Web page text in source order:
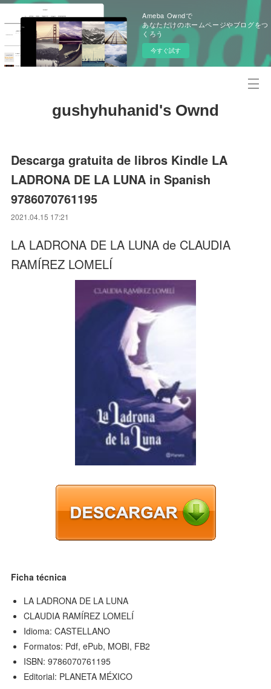
Ameba Owndで
あなただけのホームページやブログをつ
くろう
今すぐ試す
gushyhuhanid's Ownd
Descarga gratuita de libros Kindle LA
LADRONA DE LA LUNA in Spanish
9786070761195
2021.04.15 17:21
LA LADRONA DE LA LUNA de CLAUDIA
RAMÍREZ LOMELÍ
Ficha técnica
LA LADRONA DE LA LUNA
CLAUDIA RAMÍREZ LOMELÍ
Idioma: CASTELLANO
Formatos: Pdf, ePub, MOBI, FB2
ISBN: 9786070761195
Editorial: PLANETA MÉXICO